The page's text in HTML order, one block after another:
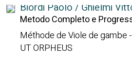
Biordi Paolo / Ghielmi
Metodo Completo e
Méthode de Viole de gambe
UT ORPHEUS